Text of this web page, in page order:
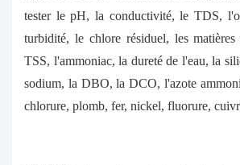
tester le pH, la conductivité, le TDS,
turbidité, le chlore résiduel, les matières
TSS, l'ammoniac, la dureté de l'eau, la
sodium, la DBO, la DCO, l'azote
chlorure, plomb, fer, nickel, fluorure,